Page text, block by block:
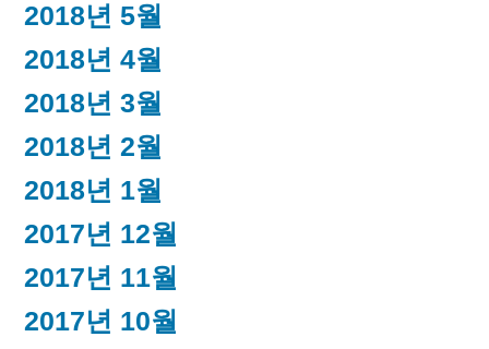
2018년 5월
2018년 4월
2018년 3월
2018년 2월
2018년 1월
2017년 12월
2017년 11월
2017년 10월